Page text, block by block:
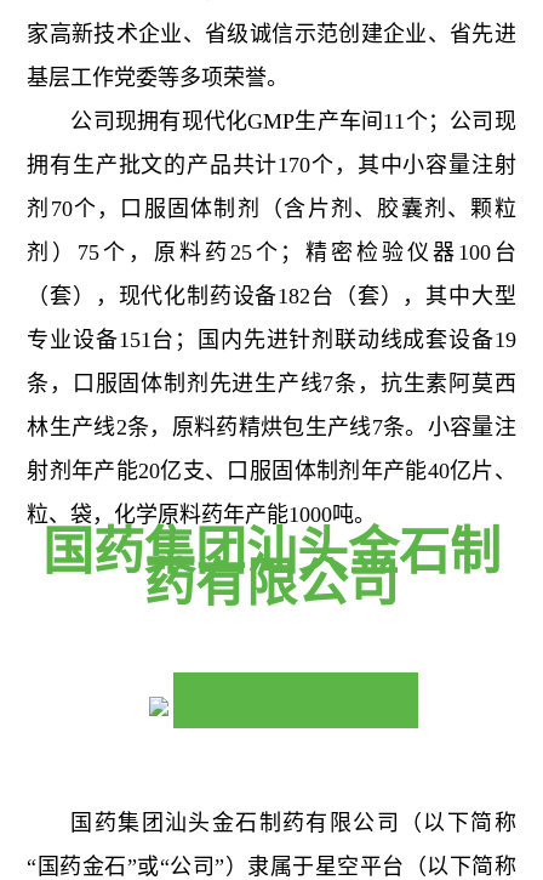
家高新技术企业、省级诚信示范创建企业、省先进
基层工作党委等多项荣誉。
公司现拥有现代化GMP生产车间11个；公司现
拥有生产批文的产品共计170个，其中小容量注射
剂70个，口服固体制剂（含片剂、胶囊剂、颗粒
剂）75个，原料药25个；精密检验仪器100台
（套），现代化制药设备182台（套），其中大型
专业设备151台；国内先进针剂联动线成套设备19
条，口服固体制剂先进生产线7条，抗生素阿莫西
林生产线2条，原料药精烘包生产线7条。小容量注
射剂年产能20亿支、口服固体制剂年产能40亿片、
粒、袋，化学原料药年产能1000吨。
国药集团汕头金石制
药有限公司
国药集团汕头金石制药有限公司（以下简称
“国药金石”或“公司”）隶属于星空平台（以下简称